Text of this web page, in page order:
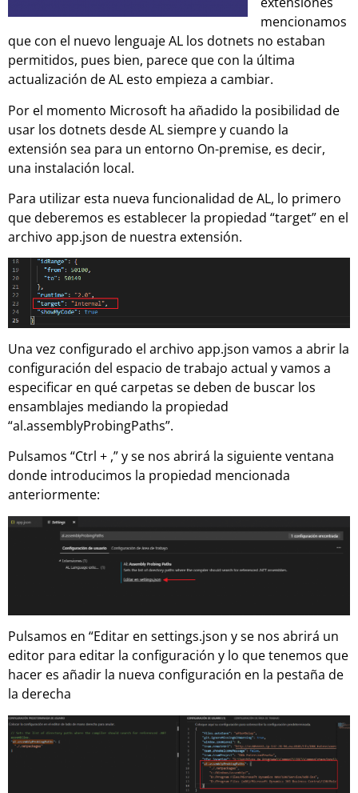
mencionamos
que con el nuevo lenguaje AL los dotnets no estaban
permitidos, pues bien, parece que con la última
actualización de AL esto empieza a cambiar.
Por el momento Microsoft ha añadido la posibilidad de
usar los dotnets desde AL siempre y cuando la
extensión sea para un entorno On-premise, es decir,
una instalación local.
Para utilizar esta nueva funcionalidad de AL, lo primero
que deberemos es establecer la propiedad “target” en el
archivo app.json de nuestra extensión.
Una vez configurado el archivo app.json vamos a abrir la
configuración del espacio de trabajo actual y vamos a
especificar en qué carpetas se deben de buscar los
ensamblajes mediando la propiedad
“al.assemblyProbingPaths”.
Pulsamos “Ctrl + ,” y se nos abrirá la siguiente ventana
donde introducimos la propiedad mencionada
anteriormente:
Pulsamos en “Editar en settings.json y se nos abrirá un
editor para editar la configuración y lo que tenemos que
hacer es añadir la nueva configuración en la pestaña de
la derecha